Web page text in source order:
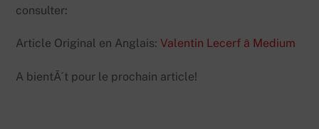
consulter:
Article Original en Anglais: Valentin Lecerf â Medium
A bientÃ´t pour le prochain article!